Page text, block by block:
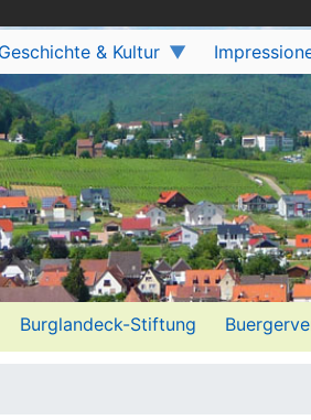
Geschichte & Kultur
Burglandeck-Stiftung